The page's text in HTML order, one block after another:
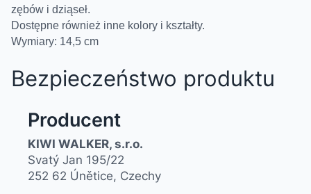
zębów i dziąseł.
Dostępne również inne kolory i kształty.
Wymiary: 14,5 cm
Bezpieczeństwo produktu
Producent
KIWI WALKER, s.r.o.
Svatý Jan 195/22
252 62 Únětice, Czechy